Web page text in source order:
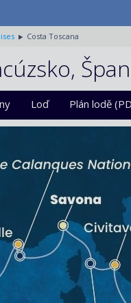
Costa Toscana
Loď Plán lodě